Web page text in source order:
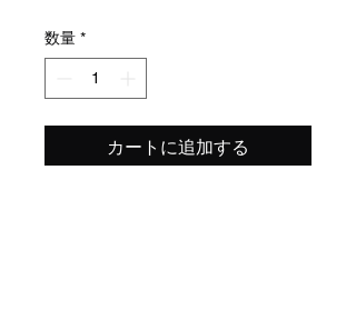
数量 *
カートに追加する